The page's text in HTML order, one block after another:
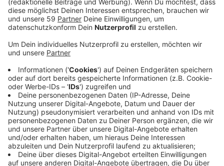
World" hat er sich seit mehr als zwei Dekaden als Teil
von Deutschlands unveränderlicher Pop-DNA verewigt
und begeistert ein weiterhin viele Menschen, nicht nur
in Deutschland. Anlässlich seines 50. Geburtstages hat
sich der mit Gold- und Platin ausgezeichnete, Sänger
und Entertainer etwas ganz Besonderes überlegt: ein
Jubiläumsalbum auf den Markt zu bringen.
Neben Neu-Interpretationen eigener Hits im Las
Vegas Revue-Soundgewand, enthält die
Songsammlung außerdem neue Stücke sowie
ausgewählte Coverversionen in einer Art Crooner-
Manier. Ihr könnt euch hier das gesamte Album dazu
anhören.